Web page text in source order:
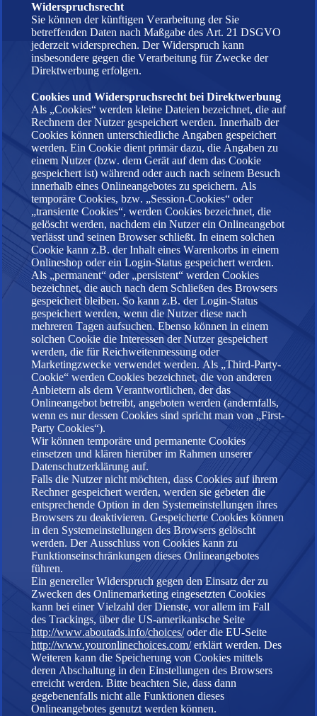
Widerspruchsrecht
Sie können der künftigen Verarbeitung der Sie
betreffenden Daten nach Maßgabe des Art. 21 DSGVO
jederzeit widersprechen. Der Widerspruch kann
insbesondere gegen die Verarbeitung für Zwecke der
Direktwerbung erfolgen.
Cookies und Widerspruchsrecht bei Direktwerbung
Als „Cookies“ werden kleine Dateien bezeichnet, die auf
Rechnern der Nutzer gespeichert werden. Innerhalb der
Cookies können unterschiedliche Angaben gespeichert
werden. Ein Cookie dient primär dazu, die Angaben zu
einem Nutzer (bzw. dem Gerät auf dem das Cookie
gespeichert ist) während oder auch nach seinem Besuch
innerhalb eines Onlineangebotes zu speichern. Als
temporäre Cookies, bzw. „Session-Cookies“ oder
„transiente Cookies“, werden Cookies bezeichnet, die
gelöscht werden, nachdem ein Nutzer ein Onlineangebot
verlässt und seinen Browser schließt. In einem solchen
Cookie kann z.B. der Inhalt eines Warenkorbs in einem
Onlineshop oder ein Login-Status gespeichert werden.
Als „permanent“ oder „persistent“ werden Cookies
bezeichnet, die auch nach dem Schließen des Browsers
gespeichert bleiben. So kann z.B. der Login-Status
gespeichert werden, wenn die Nutzer diese nach
mehreren Tagen aufsuchen. Ebenso können in einem
solchen Cookie die Interessen der Nutzer gespeichert
werden, die für Reichweitenmessung oder
Marketingzwecke verwendet werden. Als „Third-Party-
Cookie“ werden Cookies bezeichnet, die von anderen
Anbietern als dem Verantwortlichen, der das
Onlineangebot betreibt, angeboten werden (andernfalls,
wenn es nur dessen Cookies sind spricht man von „First-
Party Cookies“).
Wir können temporäre und permanente Cookies
einsetzen und klären hierüber im Rahmen unserer
Datenschutzerklärung auf.
Falls die Nutzer nicht möchten, dass Cookies auf ihrem
Rechner gespeichert werden, werden sie gebeten die
entsprechende Option in den Systemeinstellungen ihres
Browsers zu deaktivieren. Gespeicherte Cookies können
in den Systemeinstellungen des Browsers gelöscht
werden. Der Ausschluss von Cookies kann zu
Funktionseinschränkungen dieses Onlineangebotes
führen.
Ein genereller Widerspruch gegen den Einsatz der zu
Zwecken des Onlinemarketing eingesetzten Cookies
kann bei einer Vielzahl der Dienste, vor allem im Fall
des Trackings, über die US-amerikanische Seite
http://www.aboutads.info/choices/ oder die EU-Seite
http://www.youronlinechoices.com/ erklärt werden. Des
Weiteren kann die Speicherung von Cookies mittels
deren Abschaltung in den Einstellungen des Browsers
erreicht werden. Bitte beachten Sie, dass dann
gegebenenfalls nicht alle Funktionen dieses
Onlineangebotes genutzt werden können.